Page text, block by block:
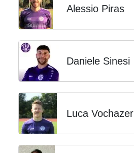
Alessio Piras
Daniele Sinesi
Luca Vochazer